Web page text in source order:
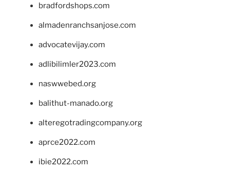
bradfordshops.com
almadenranchsanjose.com
advocatevijay.com
adlibilimler2023.com
naswwebed.org
balithut-manado.org
alteregotradingcompany.org
aprce2022.com
ibie2022.com